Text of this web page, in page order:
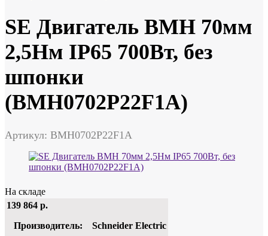
SE Двигатель BMH 70мм
2,5Нм IP65 700Вт, без
шпонки
(BMH0702P22F1A)
Артикул: BMH0702P22F1A
На складе
139 864 р.
Производитель:
Schneider Electric